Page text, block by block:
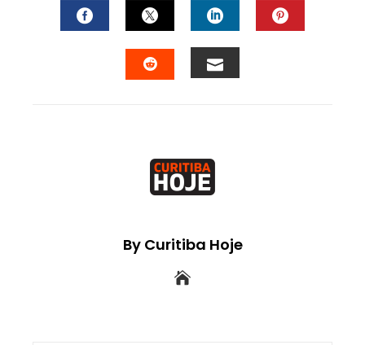
FACEBOOKTWITTERLINKEDIN
By Curitiba Hoje